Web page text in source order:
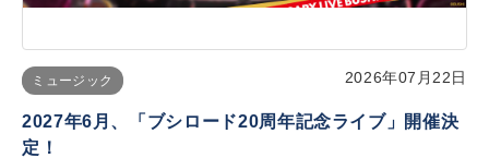
ミュージック 2026年07月22日
2027年6月、「ブシロード20周年記念ライブ」開催決
定！